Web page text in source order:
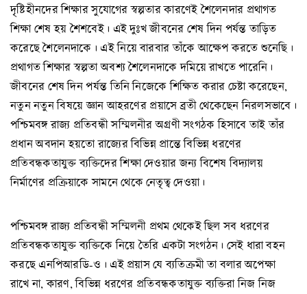
দৃষ্টিহীনদের শিক্ষার সুযোগের স্বল্পতার কারণেই শৈলেনদার প্রথাগত
শিক্ষা শেষ হয় শৈশবেই। এই দুঃখ জীবনের শেষ দিন পর্যন্ত তাড়িত
করেছে শৈলেনদাকে। এই নিয়ে বারবার তাঁকে আক্ষেপ করতে শুনেছি।
প্রথাগত শিক্ষার স্বল্পতা অবশ্য শৈলেনদাকে দমিয়ে রাখতে পারেনি।
জীবনের শেষ দিন পর্যন্ত তিনি নিজেকে শিক্ষিত করার চেষ্টা করেছেন,
নতুন নতুন বিষয়ে জ্ঞান আহরণের প্রয়াসে ব্রতী থেকেছেন নিরলসভাবে।
পশ্চিমবঙ্গ রাজ্য প্রতিবন্ধী সম্মিলনীর অগ্রণী সংগঠক হিসাবে তাই তাঁর
প্রধান অবদান হয়তো রাজ্যের বিভিন্ন প্রান্তে বিভিন্ন ধরণের
প্রতিবন্ধকতাযুক্ত ব্যক্তিদের শিক্ষা দেওয়ার জন্য বিশেষ বিদ্যালয়
নির্মাণের প্রক্রিয়াকে সামনে থেকে নেতৃত্ব দেওয়া।
পশ্চিমবঙ্গ রাজ্য প্রতিবন্ধী সম্মিলনী প্রথম থেকেই ছিল সব ধরণের
প্রতিবন্ধকতাযুক্ত ব্যক্তিকে নিয়ে তৈরি একটা সংগঠন। সেই ধারা বহন
করছে এনপিআরডি-ও। এই প্রয়াস যে ব্যতিক্রমী তা বলার অপেক্ষা
রাখে না, কারণ, বিভিন্ন ধরণের প্রতিবন্ধকতাযুক্ত ব্যক্তিরা নিজ নিজ